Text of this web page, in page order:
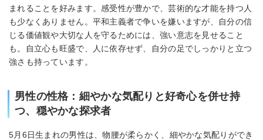
まれることを好みます。感受性が豊かで、芸術的な才能を持つ人
も少なくありません。平和主義者で争いを嫌いますが、自分の信
じる価値観や大切な人を守るためには、強い意志を見せること
も。自立心も旺盛で、人に依存せず、自分の足でしっかりと立つ
強さも持っています。
男性の性格：細やかな気配りと好奇心を併せ持
つ、穏やかな探求者
5月6日生まれの男性は、物腰が柔らかく、細やかな気配りができ